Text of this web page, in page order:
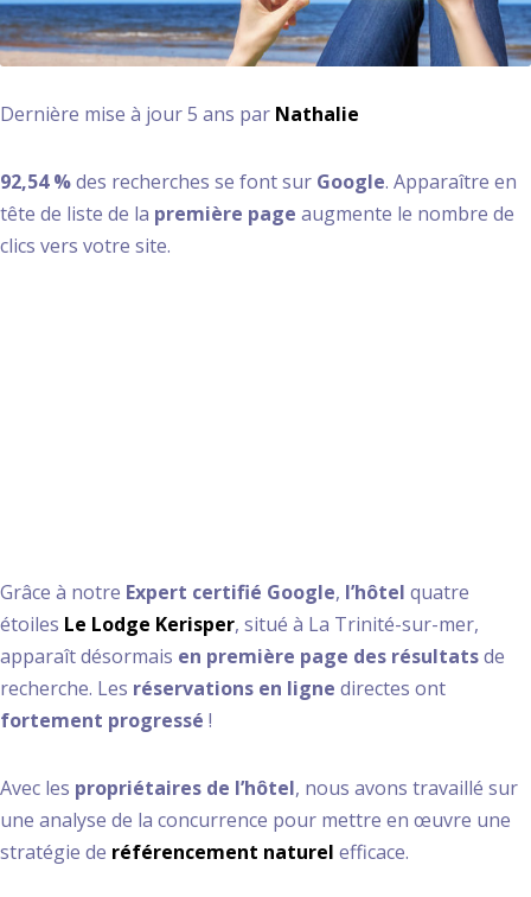
Dernière mise à jour 5 ans par Nathalie
92,54 %des recherches se font sur Google. Apparaître en
tête de liste de la première page augmente le nombre de
clics vers votre site.
Grâce à notre Expert certifié Google, l’hôtel quatre
étoiles Le Lodge Kerisper, situé à La Trinité-sur-mer,
apparaît désormais en première page des résultatsde
recherche. Les réservations en ligne directes ont
fortement progressé !
Avec les propriétaires de l’hôtel, nous avons travaillé sur
une analyse de la concurrence pour mettre en œuvre une
stratégie de référencement naturel efficace.